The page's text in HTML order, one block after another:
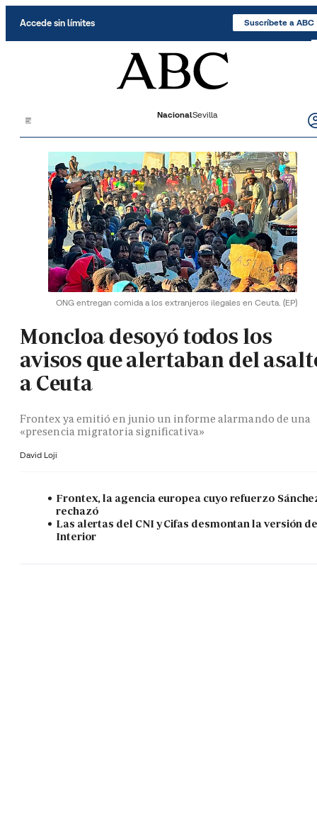
Accede sin límites Suscríbete a ABC
NacionalSevilla
ONG entregan comida a los extranjeros ilegales en Ceuta. (EP)
Moncloa desoyó todos los
avisos que alertaban del
a Ceuta
Frontex ya emitió en junio un informe alarmando de una
«presencia migratoria significativa»
David Loji
Frontex, la agencia europea cuyo refuerzo
rechazó
Las alertas del CNI y Cifas desmontan la versión
Interior